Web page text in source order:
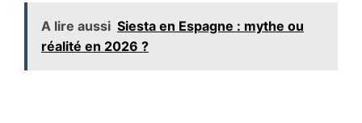
A lire aussi Siesta en Espagne : mythe ou
réalité en 2026 ?